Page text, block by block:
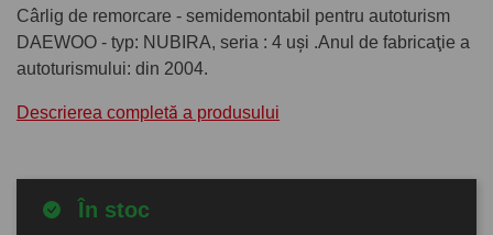
Cârlig de remorcare - semidemontabil pentru autoturism
DAEWOO - typ: NUBIRA, seria : 4 uşi .Anul de fabricaţie a
autoturismului: din 2004.
Descrierea completă a produsului
În stoc